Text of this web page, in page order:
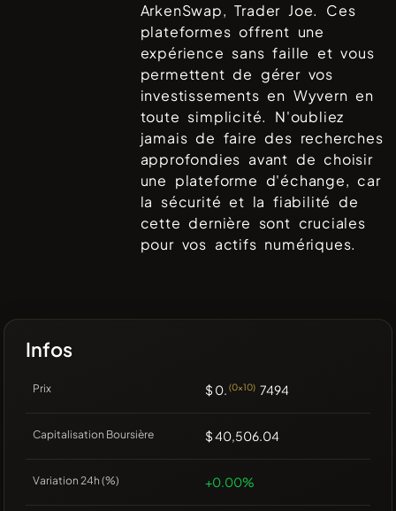
ArkenSwap, Trader Joe. Ces
plateformes offrent une
expérience sans faille et vous
permettent de gérer vos
investissements en Wyvern en
toute simplicité. N'oubliez
jamais de faire des recherches
approfondies avant de choisir
une plateforme d'échange, car
la sécurité et la fiabilité de
cette dernière sont cruciales
pour vos actifs numériques.
Infos
Prix $ 0. (0x10) 7494
Capitalisation Boursière $ 40,506.04
Variation 24h (%) +0.00%